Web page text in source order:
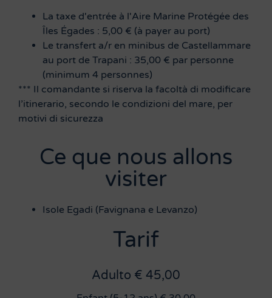
La taxe d'entrée à l'Aire Marine Protégée des
Îles Égades : 5,00 € (à payer au port)
Le transfert a/r en minibus de Castellammare
au port de Trapani : 35,00 € par personne
(minimum 4 personnes)
*** Il comandante si riserva la facoltà di modificare
l’itinerario, secondo le condizioni del mare, per
motivi di sicurezza
Ce que nous allons
visiter
Isole Egadi (Favignana e Levanzo)
Tarif
Adulto € 45,00